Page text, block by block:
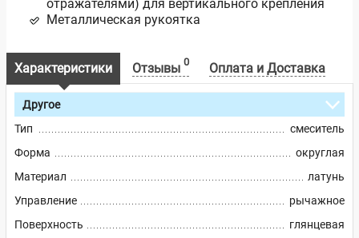
отражателями) для вертикального крепления
Металлическая рукоятка
Характеристики Отзывы 0 Оплата и Доставка
Другое
Тип
смеситель
Форма
округлая
Материал
латунь
Управление
рычажное
Поверхность
глянцевая